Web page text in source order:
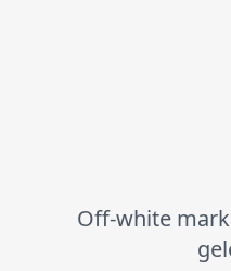
Off-white